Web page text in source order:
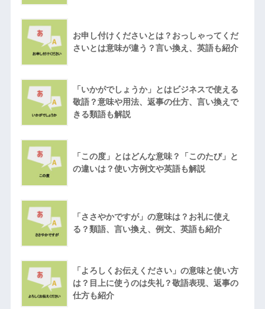
お申し付けくださいとは？おっしゃってくだ
さいとは意味が違う？言い換え、英語も紹介
「いかがでしょうか」とはビジネスで使える
敬語？意味や用法、返事の仕方、言い換えで
きる類語も解説
「この度」とはどんな意味？「このたび」と
の違いは？使い方例文や英語も解説
「ささやかですが」の意味は？お礼に使え
る？類語、言い換え、例文、英語も紹介
「よろしくお伝えください」の意味と使い方
は？目上に使うのは失礼？敬語表現、返事の
仕方も紹介